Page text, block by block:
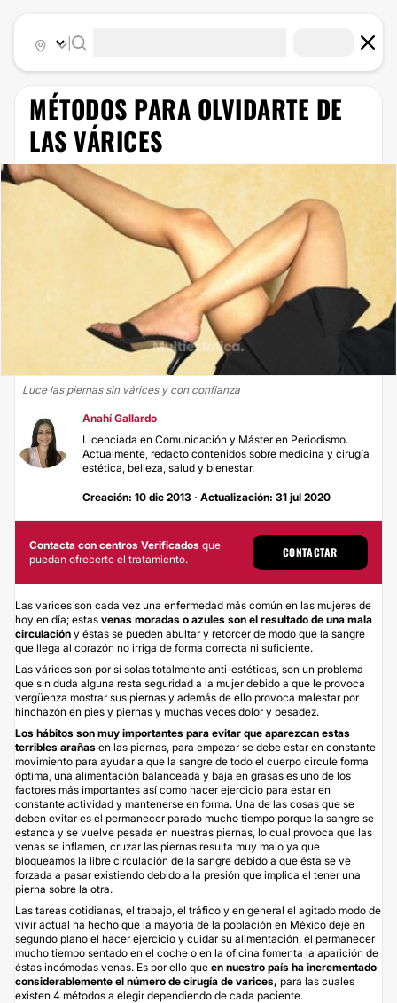
MÉTODOS PARA OLVIDARTE DE
LAS VÁRICES
Luce las piernas sin várices y con confianza
Anahí Gallardo
Licenciada en Comunicación y Máster en Periodismo.
Actualmente, redacto contenidos sobre medicina y cirugía
estética, belleza, salud y bienestar.
Creación: 10 dic 2013 · Actualización: 31 jul 2020
Contacta con centros Verificados que
puedan ofrecerte el tratamiento.
CONTACTAR
Las varices son cada vez una enfermedad más común en las mujeres de
hoy en día; estas venas moradas o azules son el resultado de una mala
circulación y éstas se pueden abultar y retorcer de modo que la sangre
que llega al corazón no irriga de forma correcta ni suficiente.
Las várices son por sí solas totalmente anti-estéticas, son un problema
que sin duda alguna resta seguridad a la mujer debido a que le provoca
vergüenza mostrar sus piernas y además de ello provoca malestar por
hinchazón en pies y piernas y muchas veces dolor y pesadez.
Los hábitos son muy importantes para evitar que aparezcan estas
terribles arañas en las piernas, para empezar se debe estar en constante
movimiento para ayudar a que la sangre de todo el cuerpo circule forma
óptima, una alimentación balanceada y baja en grasas es uno de los
factores más importantes así como hacer ejercicio para estar en
constante actividad y mantenerse en forma. Una de las cosas que se
deben evitar es el permanecer parado mucho tiempo porque la sangre se
estanca y se vuelve pesada en nuestras piernas, lo cual provoca que las
venas se inflamen, cruzar las piernas resulta muy malo ya que
bloqueamos la libre circulación de la sangre debido a que ésta se ve
forzada a pasar existiendo debido a la presión que implica el tener una
pierna sobre la otra.
Las tareas cotidianas, el trabajo, el tráfico y en general el agitado modo de
vivir actual ha hecho que la mayoría de la población en México deje en
segundo plano el hacer ejercicio y cuidar su alimentación, el permanecer
mucho tiempo sentado en el coche o en la oficina fomenta la aparición de
éstas incómodas venas. Es por ello que en nuestro país ha incrementado
considerablemente el número de cirugía de varices, para las cuales
existen 4 métodos a elegir dependiendo de cada paciente.